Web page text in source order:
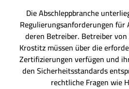
Die Abschleppbranche
Regulierungsanforderungen für
deren Betreiber. Betreiber
Krostitz müssen über die
Zertifizierungen verfügen und
den Sicherheitsstandards
rechtliche Fragen wie